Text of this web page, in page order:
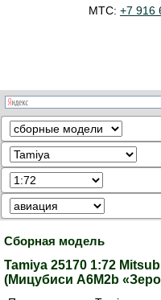
МТС: +7 916
Сборная модель
Tamiya 25170 1:72
(Мицубиси A6M2b